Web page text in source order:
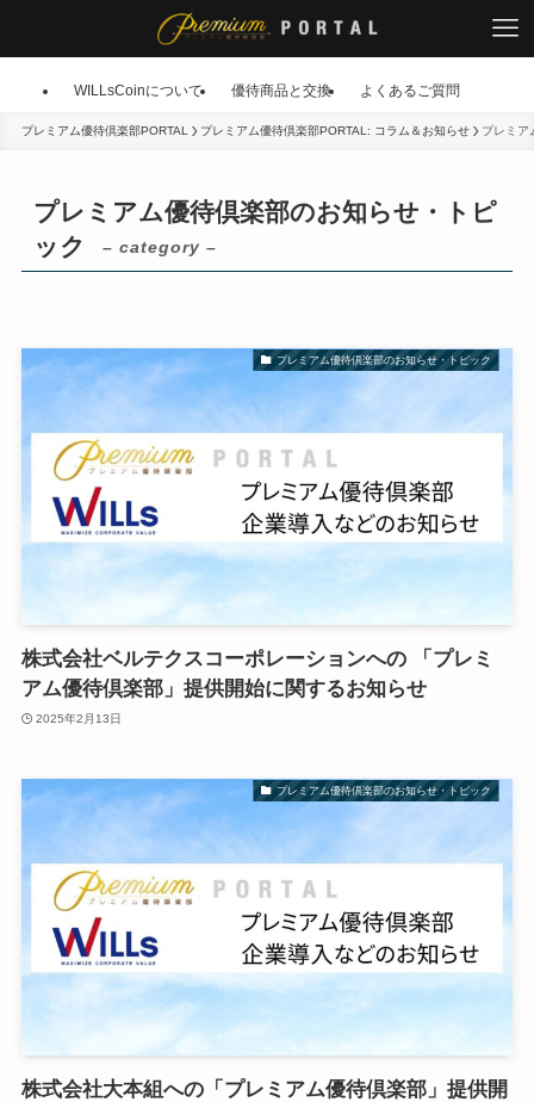
WILLsCoinについて 優待商品と交換 よくあるご質問
プレミアム優待倶楽部PORTAL プレミアム優待倶楽部PORTAL: コラム＆お知らせ プレミア
プレミアム優待倶楽部のお知らせ・トピ
ック
– category –
プレミアム優待倶楽部のお知らせ・トピック
株式会社ベルテクスコーポレーションへの 「プレミ
アム優待倶楽部」提供開始に関するお知らせ
2025年2月13日
プレミアム優待倶楽部のお知らせ・トピック
株式会社大本組への「プレミアム優待倶楽部」提供開